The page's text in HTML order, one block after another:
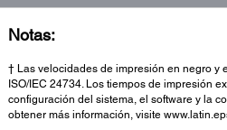
Notas:
† Las velocidades de impresión en negro y
ISO/IEC 24734. Los tiempos de impresión
configuración del sistema, el software y la
obtener más información, visite